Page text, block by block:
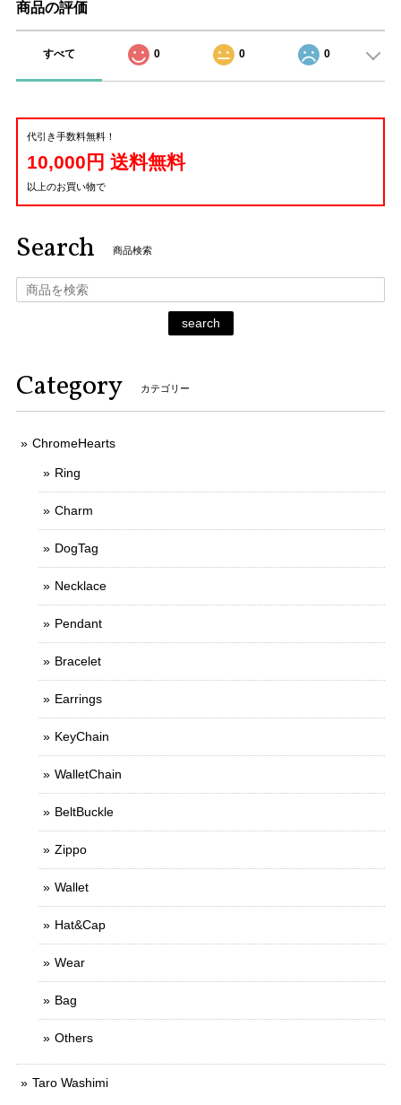
商品の評価
すべて 0 0 0
代引き手数料無料！
10,000円 送料無料
以上のお買い物で
Search 商品検索
search
Category カテゴリー
ChromeHearts
Ring
Charm
DogTag
Necklace
Pendant
Bracelet
Earrings
KeyChain
WalletChain
BeltBuckle
Zippo
Wallet
Hat&Cap
Wear
Bag
Others
Taro Washimi